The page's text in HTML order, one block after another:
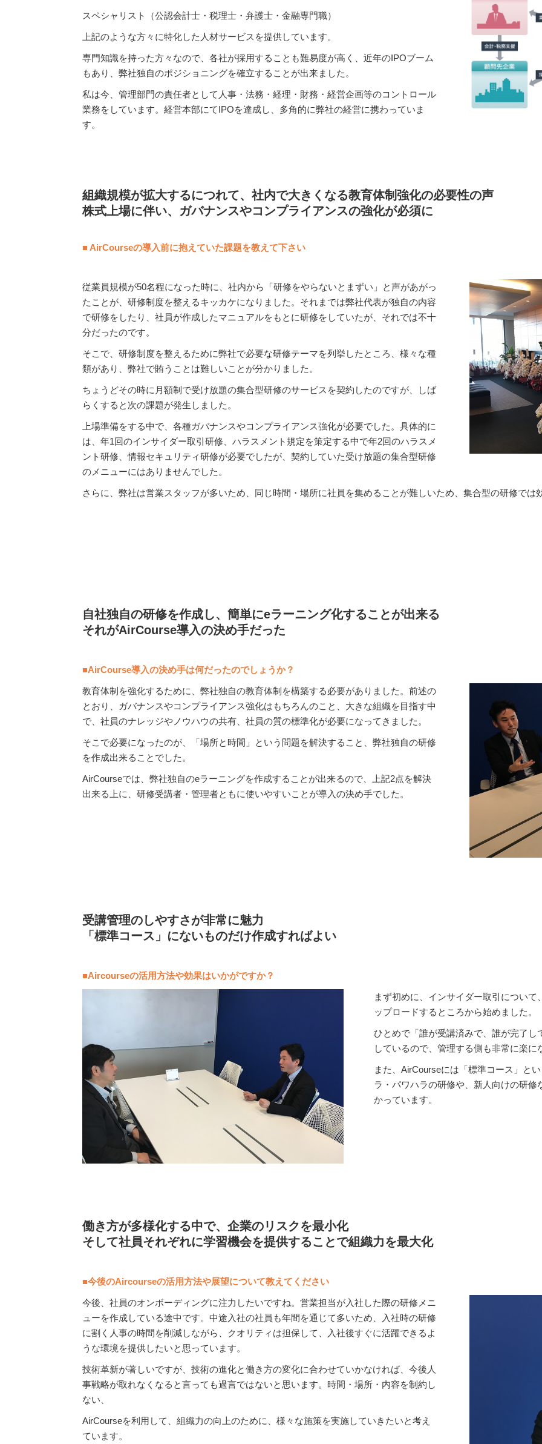
スペシャリスト（公認会計士・税理士・弁護士・金融専門職）
上記のような方々に特化した人材サービスを提供しています。
専門知識を持った方々なので、各社が採用することも難易度が高く、近年のIPOブーム
もあり、弊社独自のポジショニングを確立することが出来ました。
私は今、管理部門の責任者として人事・法務・経理・財務・経営企画等のコントロール
業務をしています。経営本部にてIPOを達成し、多角的に弊社の経営に携わっていま
す。
組織規模が拡大するにつれて、社内で大きくなる教育体制強化の必要性の声
株式上場に伴い、ガバナンスやコンプライアンスの強化が必須に
■ AirCourseの導入前に抱えていた課題を教えて下さい
従業員規模が50名程になった時に、社内から「研修をやらないとまずい」と声があがっ
たことが、研修制度を整えるキッカケになりました。それまでは弊社代表が独自の内容
で研修をしたり、社員が作成したマニュアルをもとに研修をしていたが、それでは不十
分だったのです。
そこで、研修制度を整えるために弊社で必要な研修テーマを列挙したところ、様々な種
類があり、弊社で賄うことは難しいことが分かりました。
ちょうどその時に月額制で受け放題の集合型研修のサービスを契約したのですが、しば
らくすると次の課題が発生しました。
上場準備をする中で、各種ガバナンスやコンプライアンス強化が必要でした。具体的に
は、年1回のインサイダー取引研修、ハラスメント規定を策定する中で年2回のハラスメ
ント研修、情報セキュリティ研修が必要でしたが、契約していた受け放題の集合型研修
のメニューにはありませんでした。
さらに、弊社は営業スタッフが多いため、同じ時間・場所に社員を集めることが難しいため、集合型の研修で
自社独自の研修を作成し、簡単にeラーニング化することが出来る
それがAirCourse導入の決め手だった
■AirCourse導入の決め手は何だったのでしょうか？
教育体制を強化するために、弊社独自の教育体制を構築する必要がありました。前述の
とおり、ガバナンスやコンプライアンス強化はもちろんのこと、大きな組織を目指す中
で、社員のナレッジやノウハウの共有、社員の質の標準化が必要になってきました。
そこで必要になったのが、「場所と時間」という問題を解決すること、弊社独自の研修
を作成出来ることでした。
AirCourseでは、弊社独自のeラーニングを作成することが出来るので、上記2点を解決
出来る上に、研修受講者・管理者ともに使いやすいことが導入の決め手でした。
受講管理のしやすさが非常に魅力
「標準コース」にないものだけ作成すればよい
■Aircourseの活用方法や効果はいかがですか？
まず初めに、インサイダー取引につい
ップロードするところから始めました。
ひとめで「誰が受講済みで、誰が完了
しているので、管理する側も非常に楽に
また、AirCourseには「標準コース」と
ラ・パワハラの研修や、新人向けの研
かっています。
働き方が多様化する中で、企業のリスクを最小化
そして社員それぞれに学習機会を提供することで組織力を最大化
■今後のAircourseの活用方法や展望について教えてください
今後、社員のオンボーディングに注力したいですね。営業担当が入社した際の研修メニ
ューを作成している途中です。中途入社の社員も年間を通じて多いため、入社時の研修
に割く人事の時間を削減しながら、クオリティは担保して、入社後すぐに活躍できるよ
うな環境を提供したいと思っています。
技術革新が著しいですが、技術の進化と働き方の変化に合わせていかなければ、今後人
事戦略が取れなくなると言っても過言ではないと思います。時間・場所・内容を制約し
ない、
AirCourseを利用して、組織力の向上のために、様々な施策を実施していきたいと考え
ています。